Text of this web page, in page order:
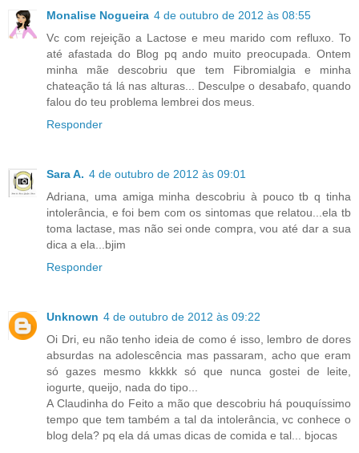
Monalise Nogueira 4 de outubro de 2012 às 08:55
Vc com rejeição a Lactose e meu marido com refluxo. To
até afastada do Blog pq ando muito preocupada. Ontem
minha mãe descobriu que tem Fibromialgia e minha
chateação tá lá nas alturas... Desculpe o desabafo, quando
falou do teu problema lembrei dos meus.
Responder
Sara A. 4 de outubro de 2012 às 09:01
Adriana, uma amiga minha descobriu à pouco tb q tinha
intolerância, e foi bem com os sintomas que relatou...ela tb
toma lactase, mas não sei onde compra, vou até dar a sua
dica a ela...bjim
Responder
Unknown 4 de outubro de 2012 às 09:22
Oi Dri, eu não tenho ideia de como é isso, lembro de dores
absurdas na adolescência mas passaram, acho que eram
só gazes mesmo kkkkk só que nunca gostei de leite,
iogurte, queijo, nada do tipo...
A Claudinha do Feito a mão que descobriu há pouquíssimo
tempo que tem também a tal da intolerância, vc conhece o
blog dela? pq ela dá umas dicas de comida e tal... bjocas